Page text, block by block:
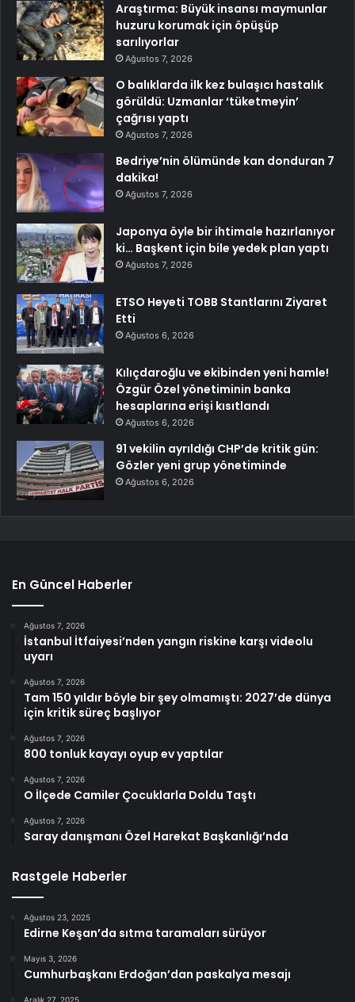
Araştırma: Büyük insansı maymunlar
huzuru korumak için öpüşüp
sarılıyorlar
Ağustos 7, 2026
O balıklarda ilk kez bulaşıcı hastalık
görüldü: Uzmanlar ‘tüketmeyin’
çağrısı yaptı
Ağustos 7, 2026
Bedriye’nin ölümünde kan donduran 7
dakika!
Ağustos 7, 2026
Japonya öyle bir ihtimale hazırlanıyor
ki… Başkent için bile yedek plan yaptı
Ağustos 7, 2026
ETSO Heyeti TOBB Stantlarını Ziyaret
Etti
Ağustos 6, 2026
Kılıçdaroğlu ve ekibinden yeni hamle!
Özgür Özel yönetiminin banka
hesaplarına erişi kısıtlandı
Ağustos 6, 2026
91 vekilin ayrıldığı CHP’de kritik gün:
Gözler yeni grup yönetiminde
Ağustos 6, 2026
En Güncel Haberler
Ağustos 7, 2026
İstanbul İtfaiyesi’nden yangın riskine karşı videolu
uyarı
Ağustos 7, 2026
Tam 150 yıldır böyle bir şey olmamıştı: 2027’de dünya
için kritik süreç başlıyor
Ağustos 7, 2026
800 tonluk kayayı oyup ev yaptılar
Ağustos 7, 2026
O İlçede Camiler Çocuklarla Doldu Taştı
Ağustos 7, 2026
Saray danışmanı Özel Harekat Başkanlığı’nda
Rastgele Haberler
Ağustos 23, 2025
Edirne Keşan’da sıtma taramaları sürüyor
Mayıs 3, 2026
Cumhurbaşkanı Erdoğan’dan paskalya mesajı
Aralık 27, 2025